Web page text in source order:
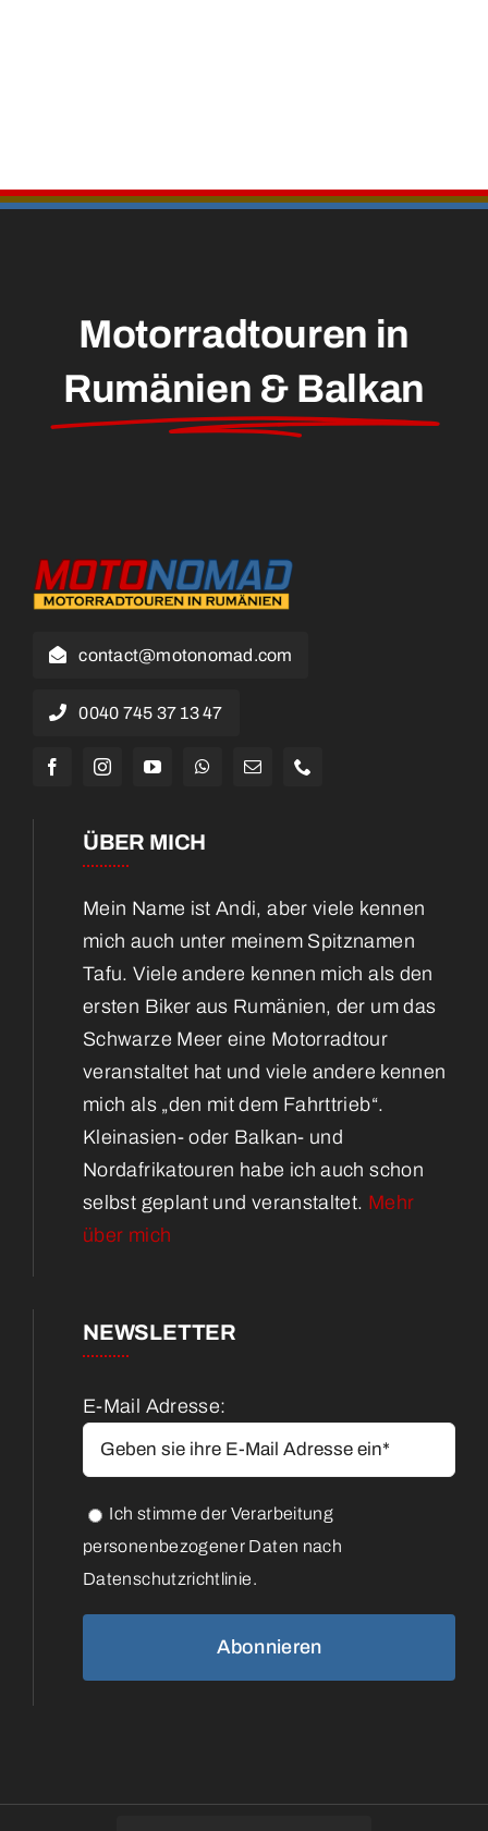
Motorradtouren in
Rumänien & Balkan
contact@motonomad.com
0040 745 37 13 47
ÜBER MICH
Mein Name ist Andi, aber viele kennen
mich auch unter meinem Spitznamen
Tafu. Viele andere kennen mich als den
ersten Biker aus Rumänien, der um das
Schwarze Meer eine Motorradtour
veranstaltet hat und viele andere kennen
mich als „den mit dem Fahrttrieb“.
Kleinasien- oder Balkan- und
Nordafrikatouren habe ich auch schon
selbst geplant und veranstaltet. Mehr
über mich
NEWSLETTER
E-Mail Adresse:
Ich stimme der Verarbeitung
personenbezogener Daten nach
Datenschutzrichtlinie.